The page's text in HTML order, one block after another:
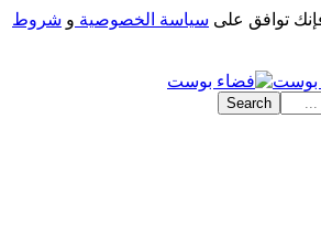
توافق على سياسة الخصوصية و شروط